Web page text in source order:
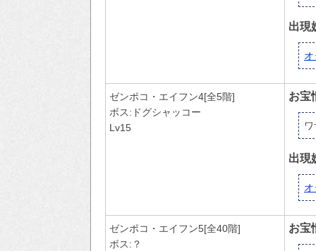
出現
ゼンポコ・エイフン4[全5階]
ボス:ドグシャッコー
Lv15
お宝
出現
ゼンポコ・エイフン5[全40階]
ボス:？
お宝